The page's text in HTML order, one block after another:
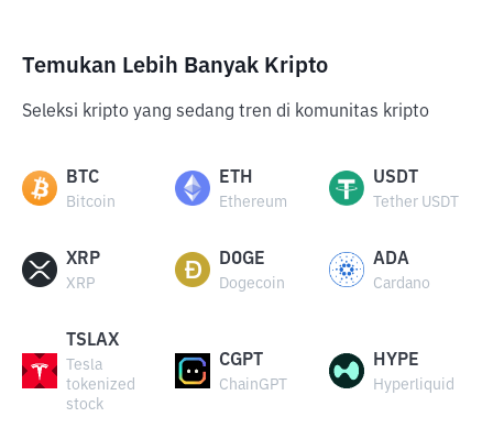
Temukan Lebih Banyak Kripto
Seleksi kripto yang sedang tren di komunitas kripto
BTC
Bitcoin
ETH
Ethereum
USDT
Tether USDT
XRP
XRP
DOGE
Dogecoin
ADA
Cardano
TSLAX
Tesla
tokenized
stock
CGPT
ChainGPT
HYPE
Hyperliquid